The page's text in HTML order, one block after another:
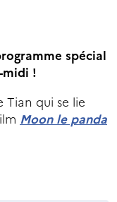
spécial
midi !
Tian qui se lie
Moon le panda